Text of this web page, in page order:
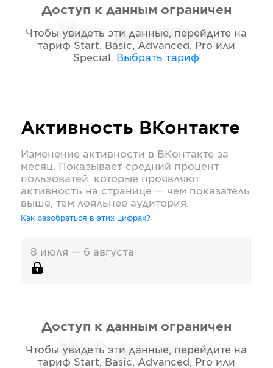
Нет данных
Доступ к данным ограничен
Чтобы увидеть эти данные, перейдите на
тариф Start, Basic, Advanced, Pro или
Special . Выбрать тариф
Активность ВКонтакте
Изменение активности в ВКонтакте за
месяц. Показывает средний процент
пользоватей, которые проявляют
активность на странице — чем показатель
выше, тем лояльнее аудитория.
Как разобраться в этих цифрах?
8 июля — 6 августа
Нет данных
Доступ к данным ограничен
Чтобы увидеть эти данные, перейдите на
тариф Start, Basic, Advanced, Pro или